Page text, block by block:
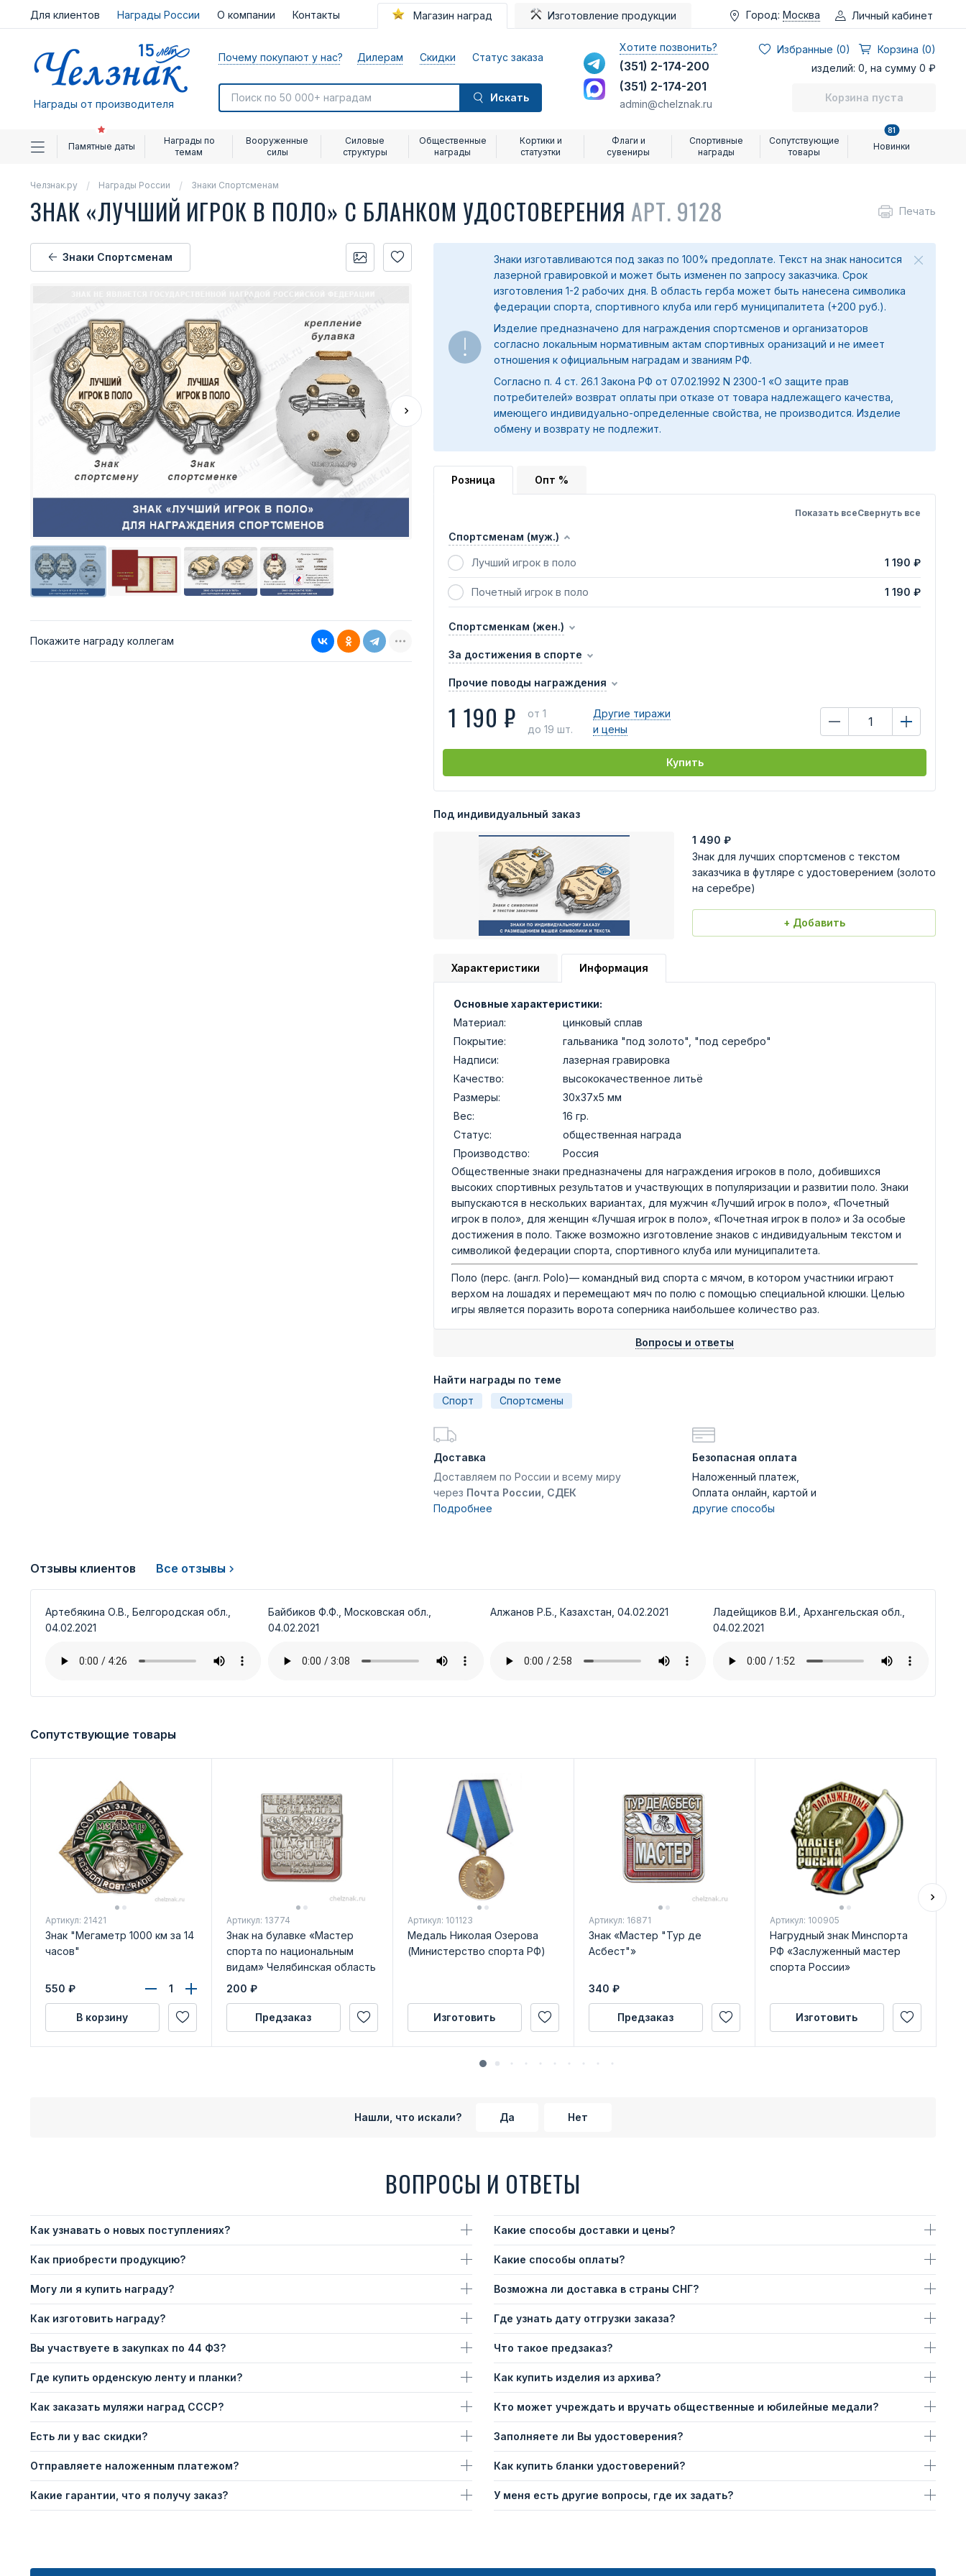
Для клиентов Награды России О компании Контакты Магазин наград Изготовление продукции Город: Москва Личный кабинет
Награды от производителя
Почему покупают у нас? Дилерам Скидки Статус заказа
Искать
Хотите позвонить?
(351) 2-174-200
(351) 2-174-201
admin@chelznak.ru
Избранные (0)
Корзина (0)
изделий: 0, на сумму 0 ₽
Корзина пуста
Памятные даты
Награды по
темам
Вооруженные
силы
Силовые
структуры
Общественные
награды
Кортики и
статуэтки
Флаги и
сувениры
Спортивные
награды
Сопутствующие
товары
Новинки
81
Челзнак.ру Награды России Знаки Спортсменам
ЗНАК «ЛУЧШИЙ ИГРОК В ПОЛО» С БЛАНКОМ УДОСТОВЕРЕНИЯ АРТ. 9128 Печать
Знаки Спортсменам
Покажите награду коллегам
Знаки изготавливаются под заказ по 100% предоплате. Текст на знак наносится
лазерной гравировкой и может быть изменен по запросу заказчика. Срок
изготовления 1-2 рабочих дня. В область герба может быть нанесена символика
федерации спорта, спортивного клуба или герб муниципалитета (+200 руб.).
Изделие предназначено для награждения спортсменов и организаторов
согласно локальным нормативным актам спортивных оранизаций и не имеет
отношения к официальным наградам и званиям РФ.
Согласно п. 4 ст. 26.1 Закона РФ от 07.02.1992 N 2300-1 «О защите прав
потребителей» возврат оплаты при отказе от товара надлежащего качества,
имеющего индивидуально-определенные свойства, не производится. Изделие
обмену и возврату не подлежит.
Розница Опт %
Показать всеСвернуть все
Спортсменам (муж.)
Лучший игрок в поло 1 190 ₽
Почетный игрок в поло 1 190 ₽
Спортсменкам (жен.)
За достижения в спорте
Прочие поводы награждения
1 190 ₽
от 1
до 19 шт.
Другие тиражи
и цены
Купить
Под индивидуальный заказ
1 490 ₽
Знак для лучших спортсменов с текстом
заказчика в футляре с удостоверением (золото
на серебре)
+ Добавить
Характеристики Информация
Основные характеристики:
Материал:
цинковый сплав
Покрытие:
гальваника "под золото", "под серебро"
Надписи:
лазерная гравировка
Качество:
высококачественное литьё
Размеры:
30х37х5 мм
Вес:
16 гр.
Статус:
общественная награда
Производство:
Россия
Общественные знаки предназначены для награждения игроков в поло, добившихся
высоких спортивных результатов и участвующих в популяризации и развитии поло. Знаки
выпускаются в нескольких вариантах, для мужчин «Лучший игрок в поло», «Почетный
игрок в поло», для женщин «Лучшая игрок в поло», «Почетная игрок в поло» и За особые
достижения в поло. Также возможно изготовление знаков с индивидуальным текстом и
символикой федерации спорта, спортивного клуба или муниципалитета.
Поло (перс. (англ. Polo)— командный вид спорта с мячом, в котором участники играют
верхом на лошадях и перемещают мяч по полю с помощью специальной клюшки. Целью
игры является поразить ворота соперника наибольшее количество раз.
Вопросы и ответы
Найти награды по теме
Спорт
Спортсмены
Доставка
Доставляем по России и всему миру
через Почта России, СДЕК
Подробнее
Безопасная оплата
Наложенный платеж,
Оплата онлайн, картой и
другие способы
Отзывы клиентов Все отзывы
Артебякина О.В., Белгородская обл.,
04.02.2021
Байбиков Ф.Ф., Московская обл.,
04.02.2021
Алжанов Р.Б., Казахстан, 04.02.2021
Ладейщиков В.И., Архангельская обл.,
04.02.2021
Сопутствующие товары
Артикул: 21421
Знак "Мегаметр 1000 км за 14
часов"
550 ₽
В корзину
Артикул: 13774
Знак на булавке «Мастер
спорта по национальным
видам» Челябинская область
200 ₽
Предзаказ
Артикул: 101123
Медаль Николая Озерова
(Министерство спорта РФ)
Изготовить
Артикул: 16871
Знак «Мастер "Тур де
Асбест"»
340 ₽
Предзаказ
Артикул: 100905
Нагрудный знак Минспорта
РФ «Заслуженный мастер
спорта России»
Изготовить
Нашли, что искали? Да Нет
ВОПРОСЫ И ОТВЕТЫ
Как узнавать о новых поступлениях?
Как приобрести продукцию?
Могу ли я купить награду?
Как изготовить награду?
Вы участвуете в закупках по 44 ФЗ?
Где купить орденскую ленту и планки?
Как заказать муляжи наград СССР?
Есть ли у вас скидки?
Отправляете наложенным платежом?
Какие гарантии, что я получу заказ?
Какие способы доставки и цены?
Какие способы оплаты?
Возможна ли доставка в страны СНГ?
Где узнать дату отгрузки заказа?
Что такое предзаказ?
Как купить изделия из архива?
Кто может учреждать и вручать общественные и юбилейные медали?
Заполняете ли Вы удостоверения?
Как купить бланки удостоверений?
У меня есть другие вопросы, где их задать?